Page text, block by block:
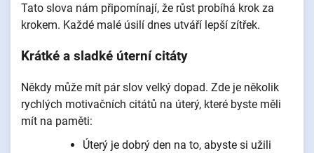
Tato slova nám připomínají, že růst probíhá krok za
krokem. Každé malé úsilí dnes utváří lepší zítřek.
Krátké a sladké úterní citáty
Někdy může mít pár slov velký dopad. Zde je několik
rychlých motivačních citátů na úterý, které byste měli
mít na paměti:
Úterý je dobrý den na to, abyste si užili